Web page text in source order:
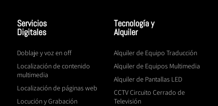
Servicios
Digitales
Doblaje y voz en off
Localización de contenido
multimedia
Localización de páginas web
Locución y Grabación
Tecnología y
Alquiler
Alquiler de Equipo Traducción
Alquiler de Equipos Multimedia
Alquiler de Pantallas LED
CCTV Circuito Cerrado de
Televisión